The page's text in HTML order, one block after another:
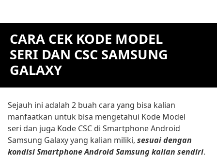
CARA CEK KODE MODEL
SERI DAN CSC SAMSUNG
GALAXY
Sejauh ini adalah 2 buah cara yang bisa kalian
manfaatkan untuk bisa mengetahui Kode Model
seri dan juga Kode CSC di Smartphone Android
Samsung Galaxy yang kalian miliki, sesuai dengan
kondisi Smartphone Android Samsung kalian sendiri.